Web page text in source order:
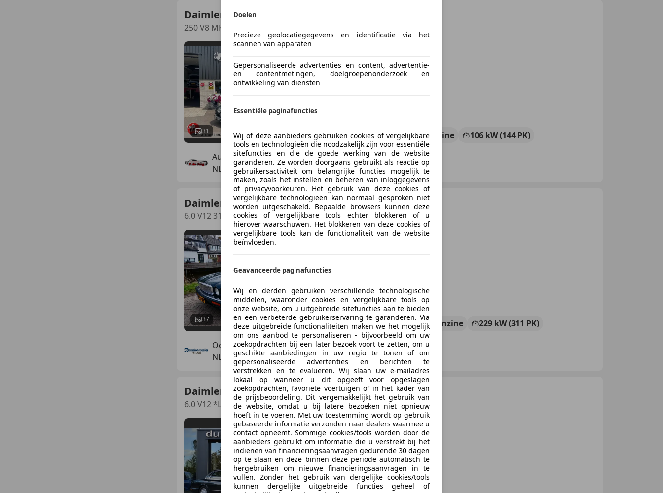
Daimler
250 V8 MKII SALOON
31 03/1964 8.488 km Benzine
106 kW (144 PK)
Autobedrijf P. de Jong
NL-2959 CN STREEFKERK
Daimler Double Six
6.0 V12 312pk Origineel Nederlands met historie Yo
37
€ 12.500
04/1996 214.555 km Benzine
229 kW (311 PK)
Occasiondealer 't Gooi
NL-1241 CW KORTENHOEF
Daimler Double Six
6.0 V12 *LWB*1ST OWNER*SPRUCE GREEN*UNIEK!
€ 14.950
Doelen
Precieze geolocatiegegevens en identificatie via het
scannen van apparaten
Gepersonaliseerde advertenties en content, advertentie-
en contentmetingen, doelgroepenonderzoek en
ontwikkeling van diensten
Essentiële paginafuncties
Wij of deze aanbieders gebruiken cookies of vergelijkbare
tools en technologieën die noodzakelijk zijn voor essentiële
sitefuncties en die de goede werking van de website
garanderen. Ze worden doorgaans gebruikt als reactie op
gebruikersactiviteit om belangrijke functies mogelijk te
maken, zoals het instellen en beheren van inloggegevens
of privacyvoorkeuren. Het gebruik van deze cookies of
vergelijkbare technologieën kan normaal gesproken niet
worden uitgeschakeld. Bepaalde browsers kunnen deze
cookies of vergelijkbare tools echter blokkeren of u
hierover waarschuwen. Het blokkeren van deze cookies of
vergelijkbare tools kan de functionaliteit van de website
beïnvloeden.
Geavanceerde paginafuncties
Wij en derden gebruiken verschillende technologische
middelen, waaronder cookies en vergelijkbare tools op
onze website, om u uitgebreide sitefuncties aan te bieden
en een verbeterde gebruikerservaring te garanderen. Via
deze uitgebreide functionaliteiten maken we het mogelijk
om ons aanbod te personaliseren - bijvoorbeeld om uw
zoekopdrachten bij een later bezoek voort te zetten, om u
geschikte aanbiedingen in uw regio te tonen of om
gepersonaliseerde advertenties en berichten te
verstrekken en te evalueren. Wij slaan uw e-mailadres
lokaal op wanneer u dit opgeeft voor opgeslagen
zoekopdrachten, favoriete voertuigen of in het kader van
de prijsbeoordeling. Dit vergemakkelijkt het gebruik van
de website, omdat u bij latere bezoeken niet opnieuw
hoeft in te voeren. Met uw toestemming wordt op gebruik
gebaseerde informatie verzonden naar dealers waarmee u
contact opneemt. Sommige cookies/tools worden door de
aanbieders gebruikt om informatie die u verstrekt bij het
indienen van financieringsaanvragen gedurende 30 dagen
op te slaan en deze binnen deze periode automatisch te
hergebruiken om nieuwe financieringsaanvragen in te
vullen. Zonder het gebruik van dergelijke cookies/tools
kunnen dergelijke uitgebreide functies geheel of